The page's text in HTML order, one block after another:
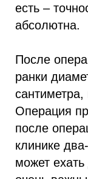
есть –
абсолютна.
После
ранки
Операция
после
клинике
может